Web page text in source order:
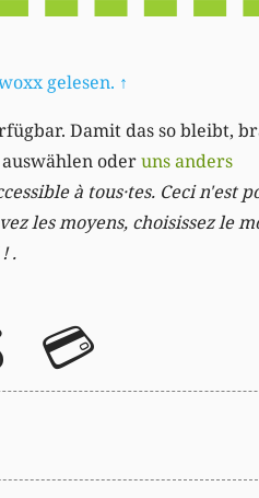
gelesen. ↑
Damit das so bleibt,
oderuns anders
à tous·tes. Ceci n'est
les moyens, choisissez le
.
💳